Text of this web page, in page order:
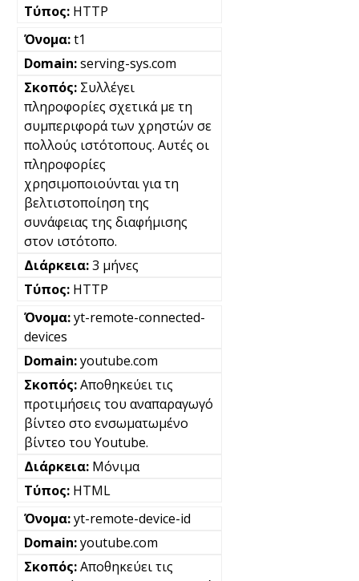
HTTP
t1
serving-sys.com
Συλλέγει
πληροφορίες σχετικά με τη
συμπεριφορά των χρηστών σε
πολλούς ιστότοπους. Αυτές οι
πληροφορίες
χρησιμοποιούνται για τη
βελτιστοποίηση της
συνάφειας της διαφήμισης
στον ιστότοπο.
3 μήνες
HTTP
yt-remote-connected-
devices
youtube.com
Αποθηκεύει τις
προτιμήσεις του αναπαραγωγό
βίντεο στο ενσωματωμένο
βίντεο του Youtube.
Μόνιμα
HTML
yt-remote-device-id
youtube.com
Αποθηκεύει τις